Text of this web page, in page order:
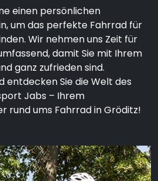
einen persönlichen
um das perfekte Fahrrad für
Wir nehmen uns Zeit für
damit Sie mit Ihrem
ganz zufrieden sind.
entdecken Sie die Welt des
Jabs – Ihrem
rund ums Fahrrad in Gröditz!